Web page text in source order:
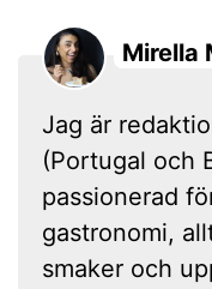
Mirella
Jag är
(Portugal och
passionerad
gastronomi,
smaker och